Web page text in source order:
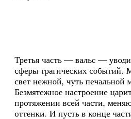
Третья часть — вальс —
сферы трагических событий.
свет нежной, чуть печальной
Безмятежное настроение
протяжении всей части,
оттенки. И пусть в конце